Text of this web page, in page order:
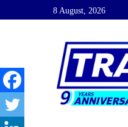
8 August, 2026